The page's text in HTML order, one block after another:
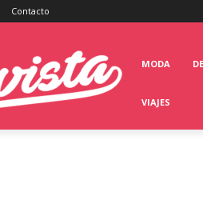
Contacto
MODA
VIAJES